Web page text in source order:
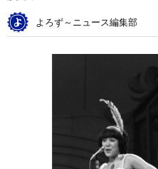
よろず～ニュース編集部